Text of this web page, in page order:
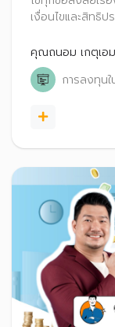
เงื่อนไขและสิทธิ
คุณถนอม เกตุเอม
การลงทุน